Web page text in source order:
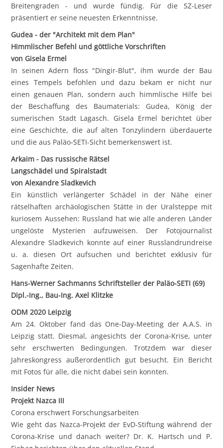
Breitengraden - und wurde fündig. Für die SZ-Leser
präsentiert er seine neuesten Erkenntnisse.
Gudea - der "Architekt mit dem Plan"
Himmlischer Befehl und göttliche Vorschriften
von Gisela Ermel
In seinen Adern floss "Dingir-Blut", ihm wurde der Bau
eines Tempels befohlen und dazu bekam er nicht nur
einen genauen Plan, sondern auch himmlische Hilfe bei
der Beschaffung des Baumaterials: Gudea, König der
sumerischen Stadt Lagasch. Gisela Ermel berichtet über
eine Geschichte, die auf alten Tonzylindern überdauerte
und die aus Paläo-SETI-Sicht bemerkenswert ist.
Arkaim - Das russische Rätsel
Langschädel und Spiralstadt
von Alexandre Sladkevich
Ein künstlich verlängerter Schädel in der Nähe einer
rätselhaften archäologischen Stätte in der Uralsteppe mit
kuriosem Aussehen: Russland hat wie alle anderen Länder
ungelöste Mysterien aufzuweisen. Der Fotojournalist
Alexandre Sladkevich konnte auf einer Russlandrundreise
u. a. diesen Ort aufsuchen und berichtet exklusiv für
Sagenhafte Zeiten.
Hans-Werner Sachmanns Schriftsteller der Paläo-SETI (69)
Dipl.-Ing., Bau-Ing. Axel Klitzke
ODM 2020 Leipzig
Am 24. Oktober fand das One-Day-Meeting der A.A.S. in
Leipzig statt. Diesmal, angesichts der Corona-Krise, unter
sehr erschwerten Bedingungen. Trotzdem war dieser
Jahreskongress außerordentlich gut besucht. Ein Bericht
mit Fotos für alle, die nicht dabei sein konnten.
Insider News
Projekt Nazca III
Corona erschwert Forschungsarbeiten
Wie geht das Nazca-Projekt der EvD-Stiftung während der
Corona-Krise und danach weiter? Dr. K. Hartsch und P.